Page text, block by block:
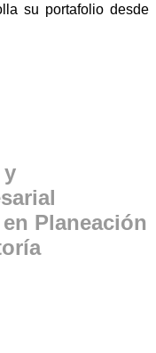
su portafolio desde
y
Planeación